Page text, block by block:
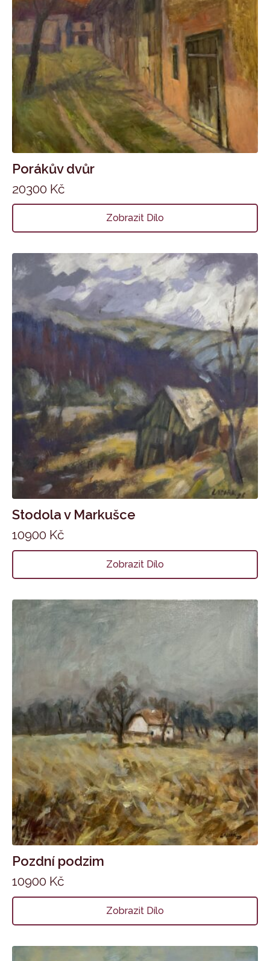
Porákův dvůr
20300 Kč
Zobrazit Dílo
Stodola v Markušce
10900 Kč
Zobrazit Dílo
Pozdní podzim
10900 Kč
Zobrazit Dílo